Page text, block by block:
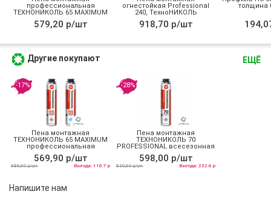
профессиональная
ТЕХНОНИКОЛЬ 65 MAXIMUM
зимняя
579,20 р/шт
огнестойкая Professional
240, ТехноНИКОЛЬ
918,70 р/шт
толщина
ЕЩЁ
Другие покупают
-17%
Пена монтажная
ТЕХНОНИКОЛЬ 65 MAXIMUM
профессиональная
всесезонная
569,90 р/шт
686,60 р/уп Выгода: 116.7 р
-28%
Пена монтажная
ТЕХНОНИКОЛЬ 70
PROFESSIONAL всесезонная
598,00 р/шт
830,60 р/уп Выгода: 232.6 р
Напишите нам